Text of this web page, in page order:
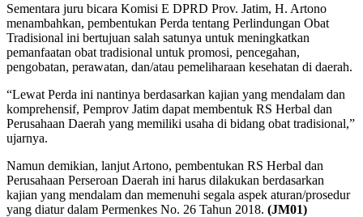
Sementara juru bicara Komisi E DPRD Prov. Jatim, H. Artono
menambahkan, pembentukan Perda tentang Perlindungan Obat
Tradisional ini bertujuan salah satunya untuk meningkatkan
pemanfaatan obat tradisional untuk promosi, pencegahan,
pengobatan, perawatan, dan/atau pemeliharaan kesehatan di daerah.
“Lewat Perda ini nantinya berdasarkan kajian yang mendalam dan
komprehensif, Pemprov Jatim dapat membentuk RS Herbal dan
Perusahaan Daerah yang memiliki usaha di bidang obat tradisional,”
ujarnya.
Namun demikian, lanjut Artono, pembentukan RS Herbal dan
Perusahaan Perseroan Daerah ini harus dilakukan berdasarkan
kajian yang mendalam dan memenuhi segala aspek aturan/prosedur
yang diatur dalam Permenkes No. 26 Tahun 2018. (JM01)